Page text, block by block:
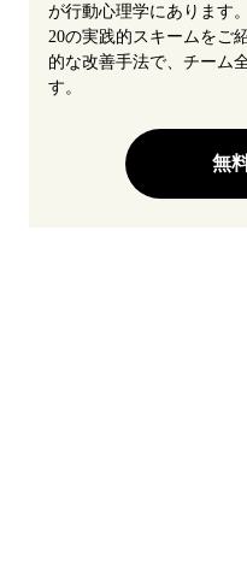
が行動心理学にあります
20の実践的スキームをご
的な改善手法で、チーム
す。
無